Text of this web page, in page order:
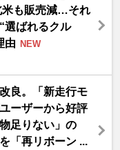
米も販売減…それ
選ばれるクル
由 NEW
良。「新走行モ
ーザーから好評
足りない」の
「再リボーン ...